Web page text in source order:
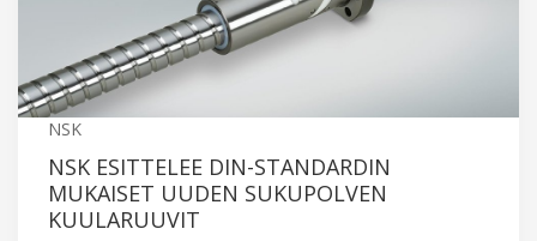
NSK
NSK ESITTELEE DIN-STANDARDIN
MUKAISET UUDEN SUKUPOLVEN
KUULARUUVIT